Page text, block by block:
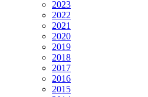
2023
2022
2021
2020
2019
2018
2017
2016
2015